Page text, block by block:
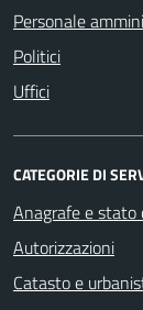
Personale
Politici
Uffici
CATEGORIE DI
Anagrafe e stato
Autorizzazioni
Catasto e